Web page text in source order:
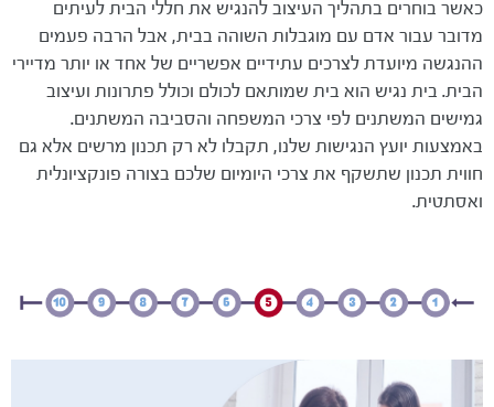
כאשר בוחרים בתהליך העיצוב להנגיש את חללי הבית לעיתים
מדובר עבור אדם עם מוגבלות השוהה בבית, אבל הרבה פעמים
ההנגשה מיועדת לצרכים עתידיים אפשריים של אחד או יותר מדיירי
הבית. בית נגיש הוא בית שמותאם לכולם וכולל פתרונות ועיצוב
גמישים המשתנים לפי צרכי המשפחה והסביבה המשתנים.
באמצעות יועץ הנגישות שלנו, תקבלו לא רק תכנון מרשים אלא גם
חווית תכנון שתשקף את צרכי היומיום שלכם בצורה פונקציונלית
ואסתטית.